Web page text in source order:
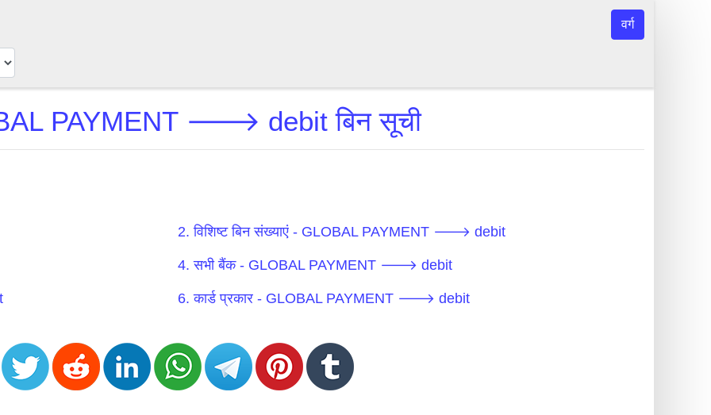
वर्ग
PAYMENT 🡒 debit बिन सूची
2. विशिष्ट बिन संख्याएं - GLOBAL PAYMENT 🡒 debit
4. सभी बैंक - GLOBAL PAYMENT 🡒 debit
6. कार्ड प्रकार - GLOBAL PAYMENT 🡒 debit